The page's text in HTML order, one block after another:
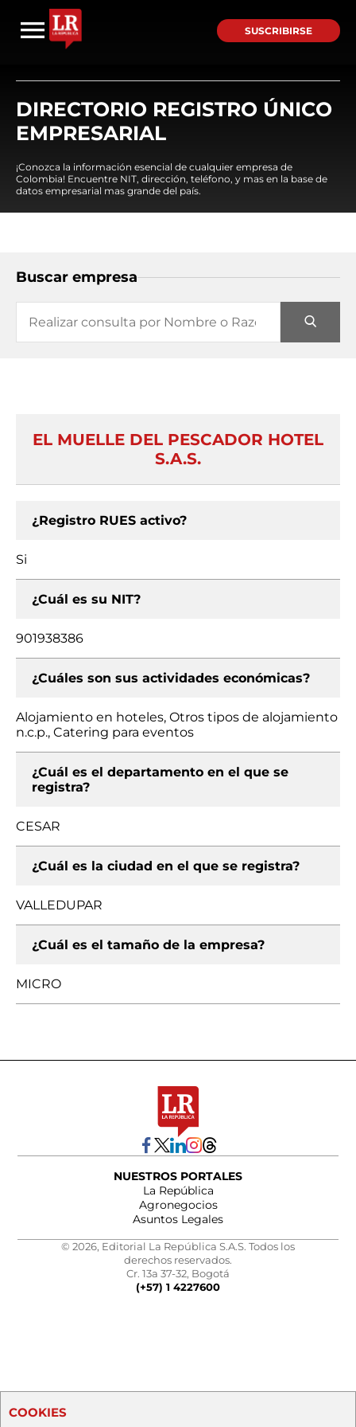
SUSCRIBIRSE
DIRECTORIO REGISTRO ÚNICO
EMPRESARIAL
¡Conozca la información esencial de cualquier empresa de
Colombia! Encuentre NIT, dirección, teléfono, y mas en la base de
datos empresarial mas grande del país.
Buscar empresa
EL MUELLE DEL PESCADOR HOTEL
S.A.S.
¿Registro RUES activo?
Si
¿Cuál es su NIT?
901938386
¿Cuáles son sus actividades económicas?
Alojamiento en hoteles, Otros tipos de alojamiento
n.c.p., Catering para eventos
¿Cuál es el departamento en el que se
registra?
CESAR
¿Cuál es la ciudad en el que se registra?
VALLEDUPAR
¿Cuál es el tamaño de la empresa?
MICRO
NUESTROS PORTALES
La República
Agronegocios
Asuntos Legales
© 2026, Editorial La República S.A.S. Todos los
derechos reservados.
Cr. 13a 37-32, Bogotá
(+57) 1 4227600
COOKIES